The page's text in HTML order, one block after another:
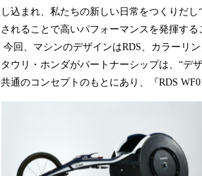
し込まれ、私たちの新しい日常をつくりだ
されることで高いパフォーマンスを発揮する
今回、マシンのデザインはRDS、カラーリ
タウリ・ホンダがパートナーシップは、“デ
共通のコンセプトのもとにあり、『RDS